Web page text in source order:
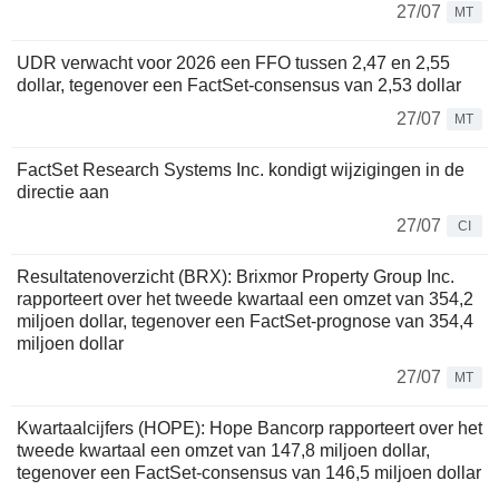
27/07
MT
UDR verwacht voor 2026 een FFO tussen 2,47 en 2,55
dollar, tegenover een FactSet-consensus van 2,53 dollar
27/07
MT
FactSet Research Systems Inc. kondigt wijzigingen in de
directie aan
27/07
CI
Resultatenoverzicht (BRX): Brixmor Property Group Inc.
rapporteert over het tweede kwartaal een omzet van 354,2
miljoen dollar, tegenover een FactSet-prognose van 354,4
miljoen dollar
27/07
MT
Kwartaalcijfers (HOPE): Hope Bancorp rapporteert over het
tweede kwartaal een omzet van 147,8 miljoen dollar,
tegenover een FactSet-consensus van 146,5 miljoen dollar